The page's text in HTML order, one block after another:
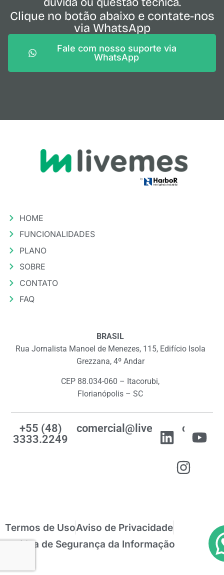
Clique no botão abaixo e contate-nos
via WhatsApp
Fale com nosso suporte via
WhatsApp
HOME
FUNCIONALIDADES
PLANO
SOBRE
CONTATO
FAQ
BRASIL
Rua Jornalista Manoel de Menezes, 115, Edifício Isola
Grezzana, 4º Andar
CEP 88.034-060 – Itacorubi,
Florianópolis – SC
+55 (48)
3333.2249
comercial@livemes.com
Termos de UsoAviso de Privacidade
Política de Segurança da Informação